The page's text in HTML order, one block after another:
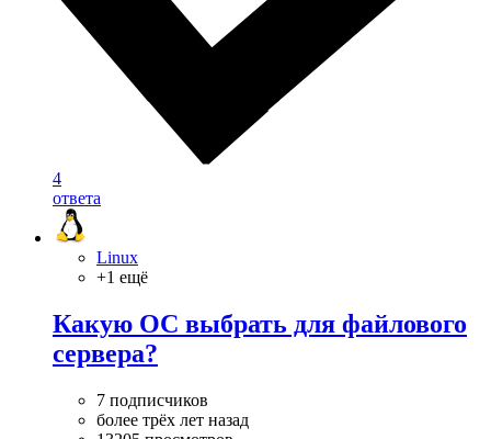
4
ответа
Linux
+1 ещё
Какую ОС выбрать для файлового
сервера?
7 подписчиков
более трёх лет назад